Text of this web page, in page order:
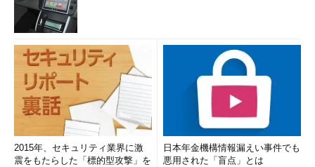
2015年、セキュリティ業界に激
震をもたらした「標的型攻撃」を
日本年金機構情報漏えい事件でも
悪用された「盲点」とは